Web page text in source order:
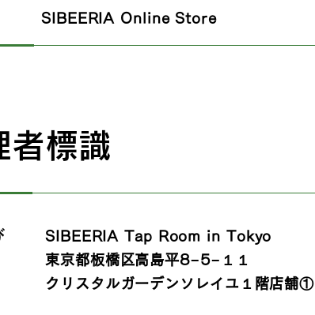
​SIBEERIA Online Store
者標識
SIBEERIA Tap Room in Tokyo
東京都板橋区高島平8−5−１１
クリスタルガーデンソレイユ１階店舗①